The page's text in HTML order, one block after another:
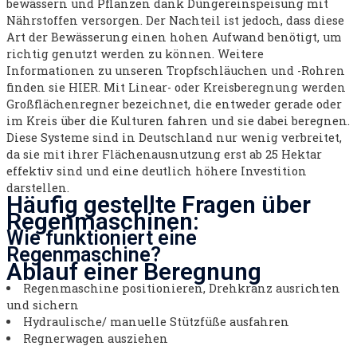
bewässern und Pflanzen dank Düngereinspeisung mit
Nährstoffen versorgen. Der Nachteil ist jedoch, dass diese
Art der Bewässerung einen hohen Aufwand benötigt, um
richtig genutzt werden zu können. Weitere
Informationen zu unseren Tropfschläuchen und -Rohren
finden sie HIER. Mit Linear- oder Kreisberegnung werden
Großflächenregner bezeichnet, die entweder gerade oder
im Kreis über die Kulturen fahren und sie dabei beregnen.
Diese Systeme sind in Deutschland nur wenig verbreitet,
da sie mit ihrer Flächenausnutzung erst ab 25 Hektar
effektiv sind und eine deutlich höhere Investition
darstellen.
Häufig gestellte Fragen über
Regenmaschinen:
Wie funktioniert eine
Regenmaschine?
Ablauf einer Beregnung
Regenmaschine positionieren, Drehkranz ausrichten
und sichern
Hydraulische/ manuelle Stützfüße ausfahren
Regnerwagen ausziehen